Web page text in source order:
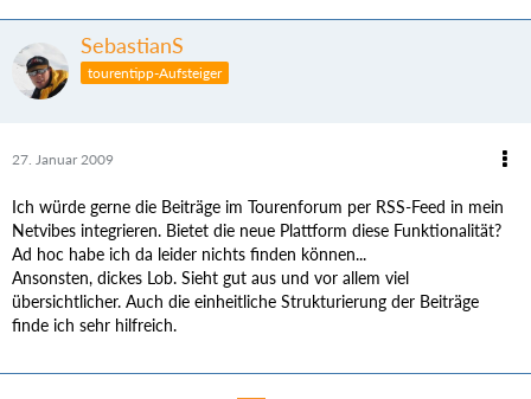
SebastianS
tourentipp-Aufsteiger
27. Januar 2009
Ich würde gerne die Beiträge im Tourenforum per RSS-Feed in mein
Netvibes integrieren. Bietet die neue Plattform diese Funktionalität?
Ad hoc habe ich da leider nichts finden können...
Ansonsten, dickes Lob. Sieht gut aus und vor allem viel
übersichtlicher. Auch die einheitliche Strukturierung der Beiträge
finde ich sehr hilfreich.